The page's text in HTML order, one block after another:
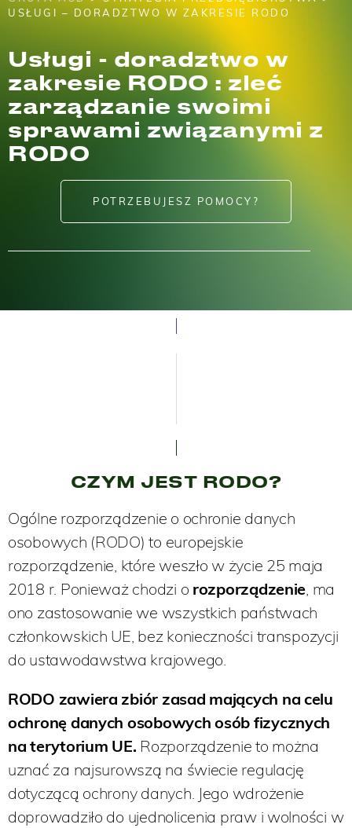
USŁUGI – DORADZTWO W ZAKRESIE RODO
Usługi - doradztwo w
zakresie RODO : zleć
zarządzanie swoimi
sprawami związanymi z
RODO
POTRZEBUJESZ POMOCY?
CZYM JEST RODO?
Ogólne rozporządzenie o ochronie danych
osobowych (RODO) to europejskie
rozporządzenie, które weszło w życie 25 maja
2018 r. Ponieważ chodzi o rozporządzenie, ma
ono zastosowanie we wszystkich państwach
członkowskich UE, bez konieczności transpozycji
do ustawodawstwa krajowego.
RODO zawiera zbiór zasad mających na celu
ochronę danych osobowych osób fizycznych
na terytorium UE. Rozporządzenie to można
uznać za najsurowszą na świecie regulację
dotyczącą ochrony danych. Jego wdrożenie
doprowadziło do ujednolicenia praw i wolności w